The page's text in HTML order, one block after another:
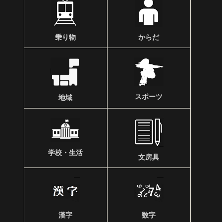
乗り物 からだ
地域 スポーツ
学校・生活
文房具
漢字 数字